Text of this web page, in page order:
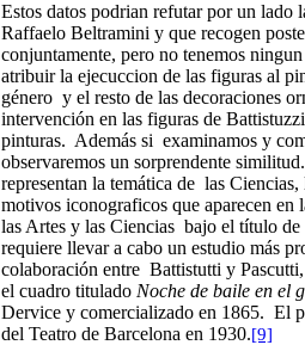
Estos datos podrian refutar por un lado
Raffaelo Beltramini y que recogen
conjuntamente, pero no tenemos
atribuir la ejecuccion de las figuras al
género y el resto de las decoraciones
intervención en las figuras de
pinturas. Además si examinamos y
observaremos un sorprendente
representan la temática de las
motivos iconograficos que aparecen en
las Artes y las Ciencias bajo el título de
requiere llevar a cabo un estudio más
colaboración entre Battistutti y
el cuadro titulado Noche de baile en el
Dervice y comercializado en 1865. El
del Teatro de Barcelona en 1930.[9]